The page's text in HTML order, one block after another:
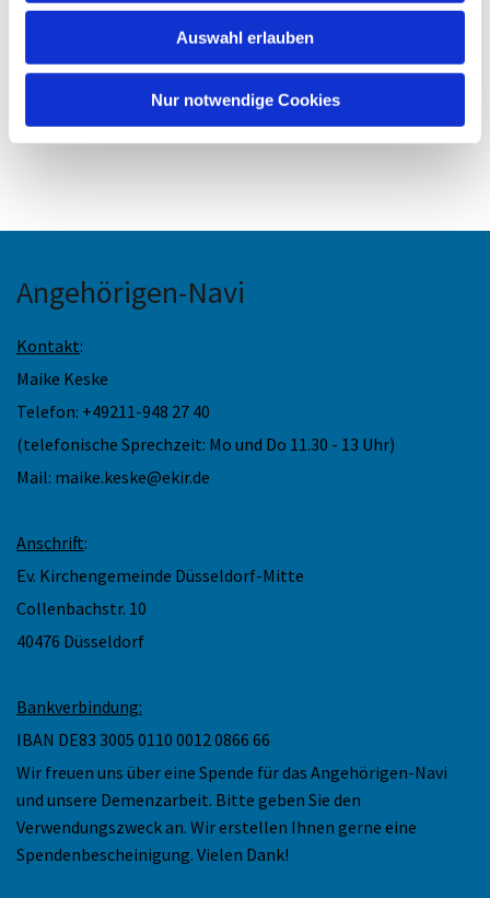
Auswahl erlauben
Nur notwendige Cookies
Angehörigen-Navi
Kontakt:
Maike Keske
Telefon: +49211-948 27 40
(telefonische Sprechzeit: Mo und Do 11.30 - 13 Uhr)
Mail: maike.keske@ekir.de
Anschrift:
Ev. Kirchengemeinde Düsseldorf-Mitte
Collenbachstr. 10
40476 Düsseldorf
Bankverbindung:
IBAN DE83 3005 0110 0012 0866 66
Wir freuen uns über eine Spende für das Angehörigen-Navi
und unsere Demenzarbeit. Bitte geben Sie den
Verwendungszweck an. Wir erstellen Ihnen gerne eine
Spendenbescheinigung. Vielen Dank!